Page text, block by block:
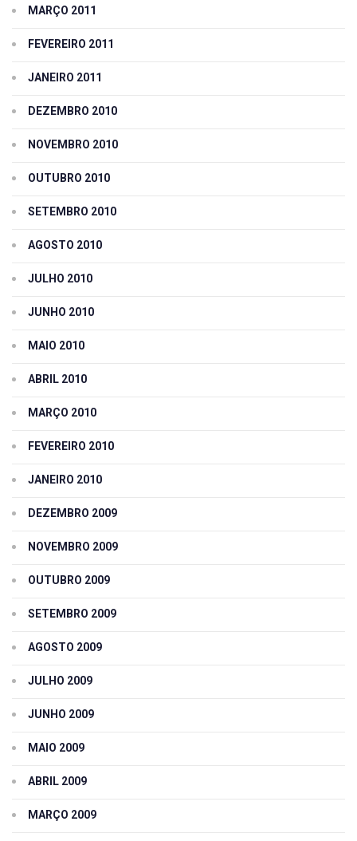
MARÇO 2011
FEVEREIRO 2011
JANEIRO 2011
DEZEMBRO 2010
NOVEMBRO 2010
OUTUBRO 2010
SETEMBRO 2010
AGOSTO 2010
JULHO 2010
JUNHO 2010
MAIO 2010
ABRIL 2010
MARÇO 2010
FEVEREIRO 2010
JANEIRO 2010
DEZEMBRO 2009
NOVEMBRO 2009
OUTUBRO 2009
SETEMBRO 2009
AGOSTO 2009
JULHO 2009
JUNHO 2009
MAIO 2009
ABRIL 2009
MARÇO 2009